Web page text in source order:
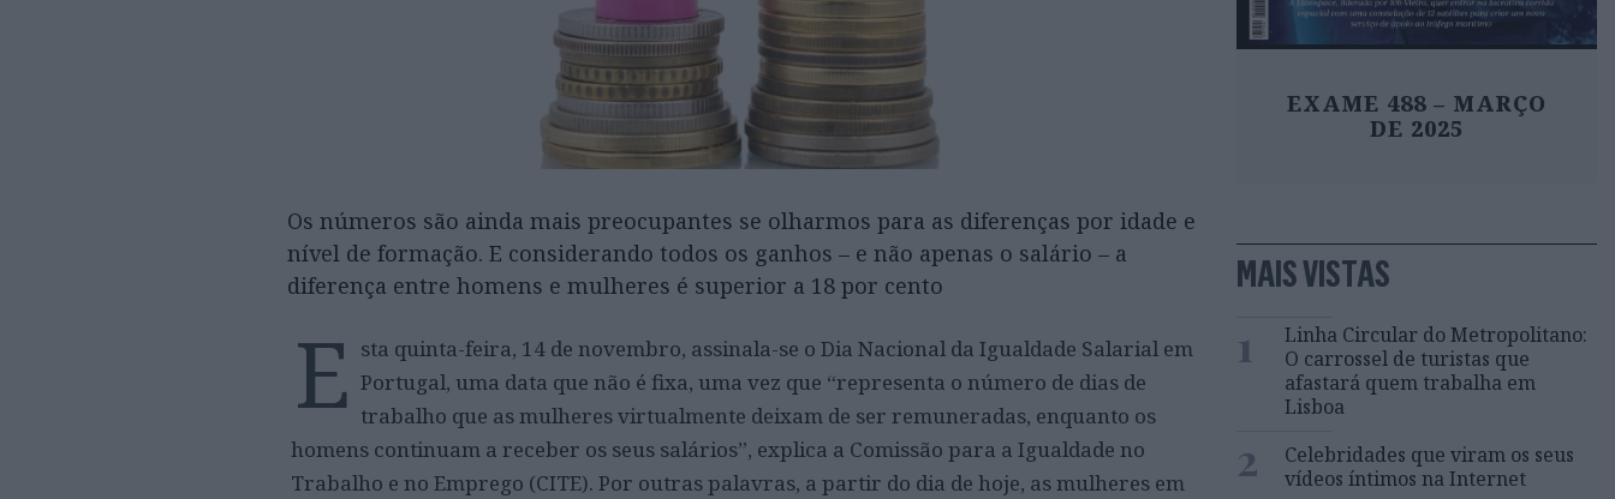
Os números são ainda mais preocupantes se olharmos para as diferenças por idade e
nível de formação. E considerando todos os ganhos – e não apenas o salário – a
diferença entre homens e mulheres é superior a 18 por cento
E sta quinta-feira, 14 de novembro, assinala-se o Dia Nacional da Igualdade Salarial em
Portugal, uma data que não é fixa, uma vez que “representa o número de dias de
trabalho que as mulheres virtualmente deixam de ser remuneradas, enquanto os
homens continuam a receber os seus salários”, explica a Comissão para a Igualdade no
Trabalho e no Emprego (CITE). Por outras palavras, a partir do dia de hoje, as mulheres em
EXAME 488 – MARÇO
DE 2025
MAIS VISTAS
1
Linha Circular do Metropolitano:
O carrossel de turistas que
afastará quem trabalha em
Lisboa
2
Celebridades que viram os seus
vídeos íntimos na Internet